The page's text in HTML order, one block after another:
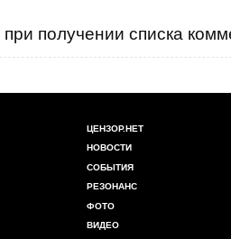
получении списка
ЦЕНЗОР.НЕТ
НОВОСТИ
СОБЫТИЯ
РЕЗОНАНС
ФОТО
ВИДЕО